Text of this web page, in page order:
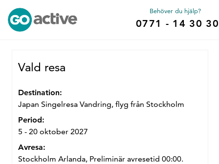
Behöver du hjälp?
0771 - 14 30 30
Vald resa
Destination:
Japan Singelresa Vandring, flyg från Stockholm
Period:
5 - 20 oktober 2027
Avresa:
Stockholm Arlanda, Preliminär avresetid 00:00.